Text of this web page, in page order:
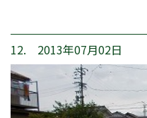
12. 2013年07月02日